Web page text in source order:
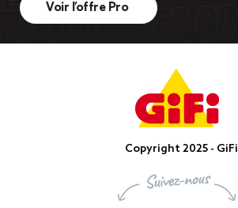
Voir l’offre Pro
Copyright 2025 - GiFi